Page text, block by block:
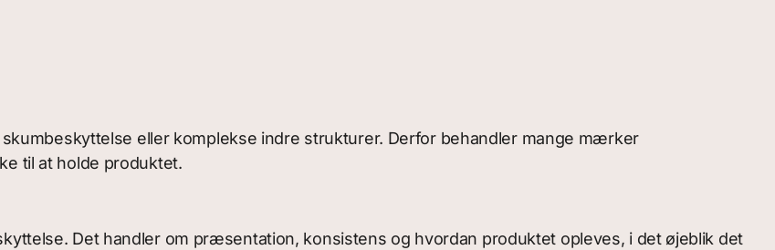
eller komplekse indre strukturer. Derfor behandler mange mærker
til at holde produktet.
Det handler om præsentation, konsistens og hvordan produktet opleves, i det øjeblik det